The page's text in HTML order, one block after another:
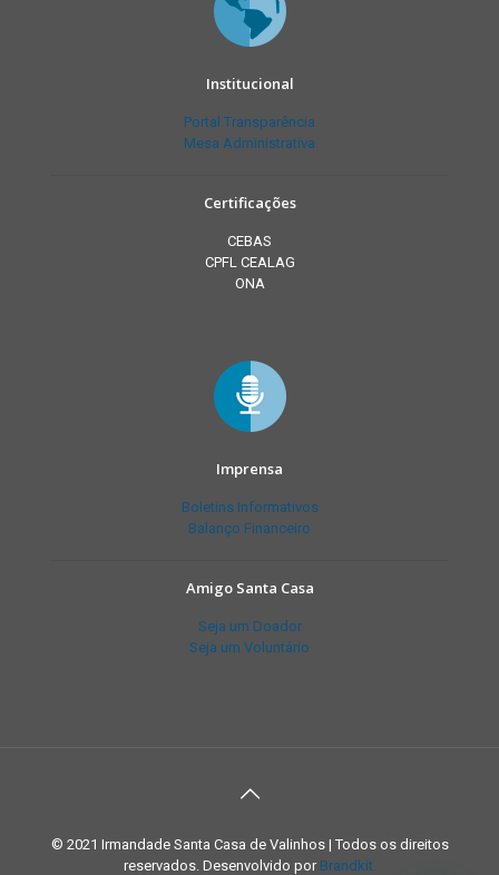
Institucional
Portal Transparência
Mesa Administrativa
Certificações
CEBAS
CPFL CEALAG
ONA
Imprensa
Boletins Informativos
Balanço Financeiro
Amigo Santa Casa
Seja um Doador
Seja um Voluntário
© 2021 Irmandade Santa Casa de Valinhos | Todos os direitos
reservados. Desenvolvido por Brandkit.